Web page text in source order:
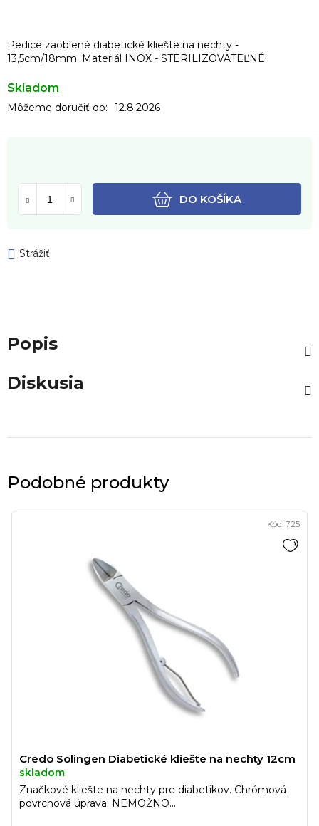
Pedice zaoblené diabetické kliešte na nechty -
13,5cm/18mm. Materiál INOX - STERILIZOVATEĽNÉ!
Skladom
Môžeme doručiť do: 12.8.2026
DO KOŠÍKA
Strážiť
Popis
Diskusia
Podobné produkty
Credo Solingen Diabetické kliešte na nechty 12cm
skladom
Značkové kliešte na nechty pre diabetikov. Chrómová
povrchová úprava. NEMOŽNO...
Kód: 725